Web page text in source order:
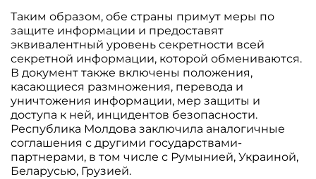
Таким образом, обе страны примут меры по
защите информации и предоставят
эквивалентный уровень секретности всей
секретной информации, которой обмениваются.
В документ также включены положения,
касающиеся размножения, перевода и
уничтожения информации, мер защиты и
доступа к ней, инцидентов безопасности.
Республика Молдова заключила аналогичные
соглашения с другими государствами-
партнерами, в том числе с Румынией, Украиной,
Беларусью, Грузией.